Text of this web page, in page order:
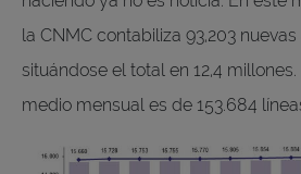
la CNMC contabiliza 93,203
situándose el total en 12,4
medio mensual es de 153.684